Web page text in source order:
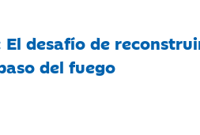
El desafío de
del fuego